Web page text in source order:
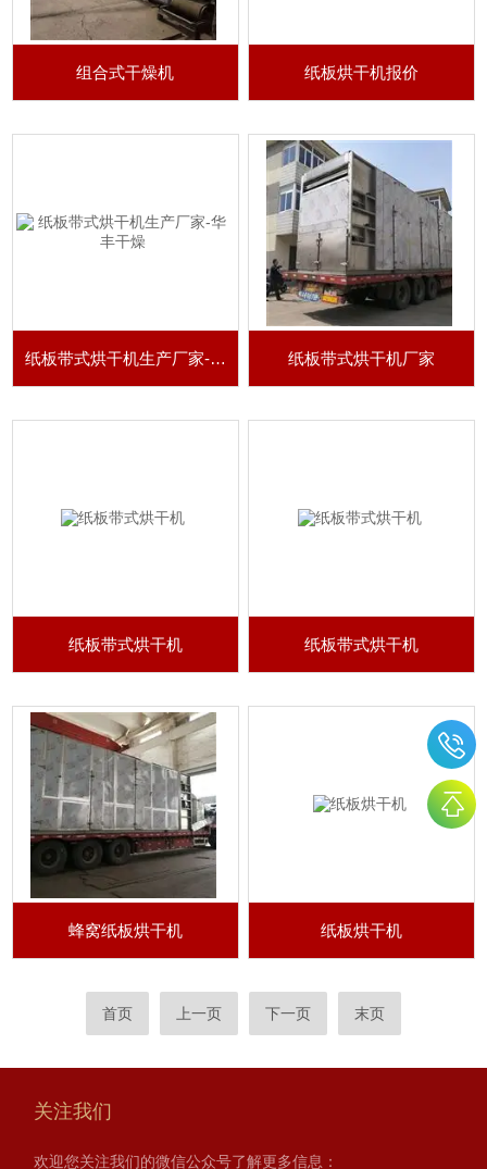
组合式干燥机 纸板烘干机报价
纸板带式烘干机生产厂家-华丰干燥 纸板带式烘干机厂家
纸板带式烘干机 纸板带式烘干机
蜂窝纸板烘干机 纸板烘干机
首页 上一页 下一页 末页
关注我们
欢迎您关注我们的微信公众号了解更多信息：